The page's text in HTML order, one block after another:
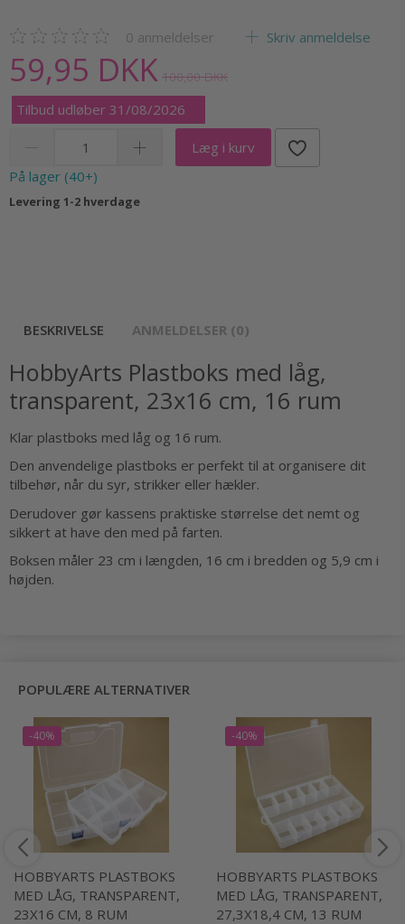
0 anmeldelser Skriv anmeldelse
59,95 DKK 100,00 DKK
Tilbud udløber 31/08/2026
Læg i kurv
På lager (40+)
Levering 1-2 hverdage
BESKRIVELSE ANMELDELSER (0)
HobbyArts Plastboks med låg,
transparent, 23x16 cm, 16 rum
Klar plastboks med låg og 16 rum.
Den anvendelige plastboks er perfekt til at organisere dit
tilbehør, når du syr, strikker eller hækler.
Derudover gør kassens praktiske størrelse det nemt og
sikkert at have den med på farten.
Boksen måler 23 cm i længden, 16 cm i bredden og 5,9 cm i
højden.
POPULÆRE ALTERNATIVER
-40%
HOBBYARTS PLASTBOKS
MED LÅG, TRANSPARENT,
23X16 CM, 8 RUM
-40%
HOBBYARTS PLASTBOKS
MED LÅG, TRANSPARENT,
27,3X18,4 CM, 13 RUM